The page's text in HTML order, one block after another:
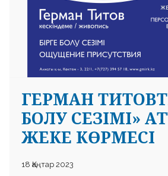
ГЕРМАН
БОЛУ СЕЗІМІ»
ЖЕКЕ КӨРМЕСІ
18 Қаңтар 2023